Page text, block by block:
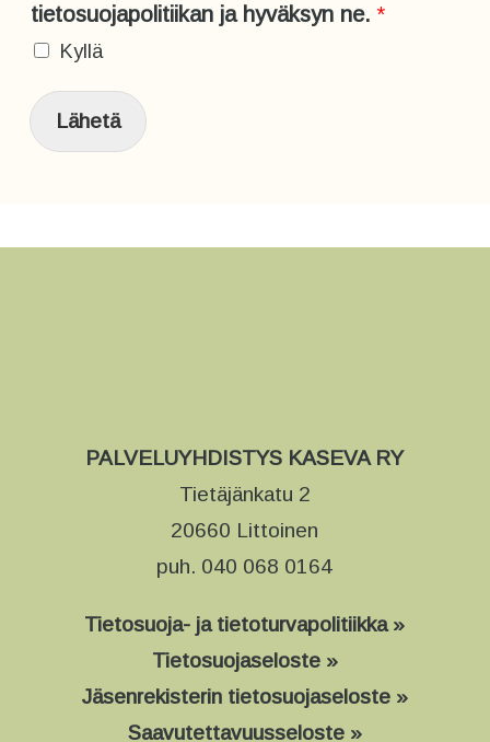
tietosuojapolitiikan ja hyväksyn ne. *
Kyllä
Lähetä
PALVELUYHDISTYS KASEVA RY
Tietäjänkatu 2
20660 Littoinen
puh. 040 068 0164
Tietosuoja- ja tietoturvapolitiikka »
Tietosuojaseloste »
Jäsenrekisterin tietosuojaseloste »
Saavutettavuusseloste »